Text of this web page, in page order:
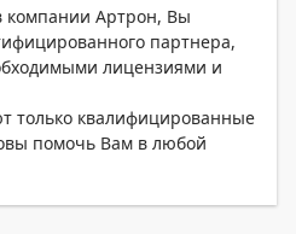
компании Артрон, Вы
партнера,
лицензиями и
только квалифицированные
помочь Вам в любой